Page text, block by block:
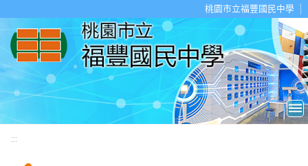
桃園市立福豐國民中學
:::